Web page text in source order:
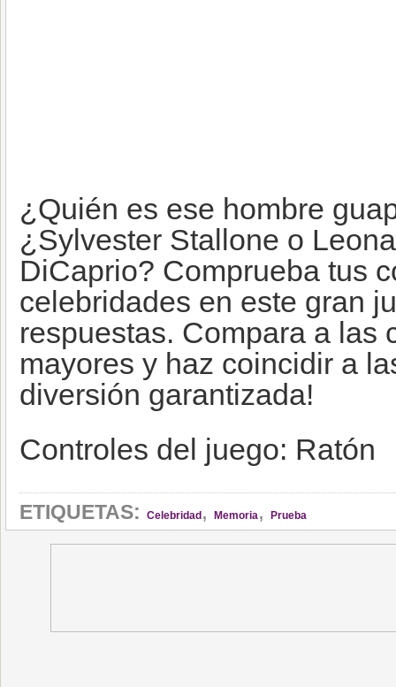
¿Quién es ese hombre
¿Sylvester Stallone o
DiCaprio? Comprueba tus
celebridades en este gran
respuestas. Compara a las
mayores y haz coincidir a
diversión garantizada!
Controles del juego: Ratón
ETIQUETAS: Celebridad , Memoria, Prueba